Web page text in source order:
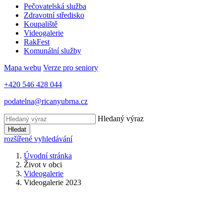
Pečovatelská služba
Zdravotní středisko
Koupaliště
Videogalerie
RakFest
Komunální služby
Mapa webu Verze pro seniory
+420 546 428 044
podatelna@ricanyubrna.cz
Hledaný výraz
Hledat
rozšířené vyhledávání
Úvodní stránka
Život v obci
Videogalerie
Videogalerie 2023